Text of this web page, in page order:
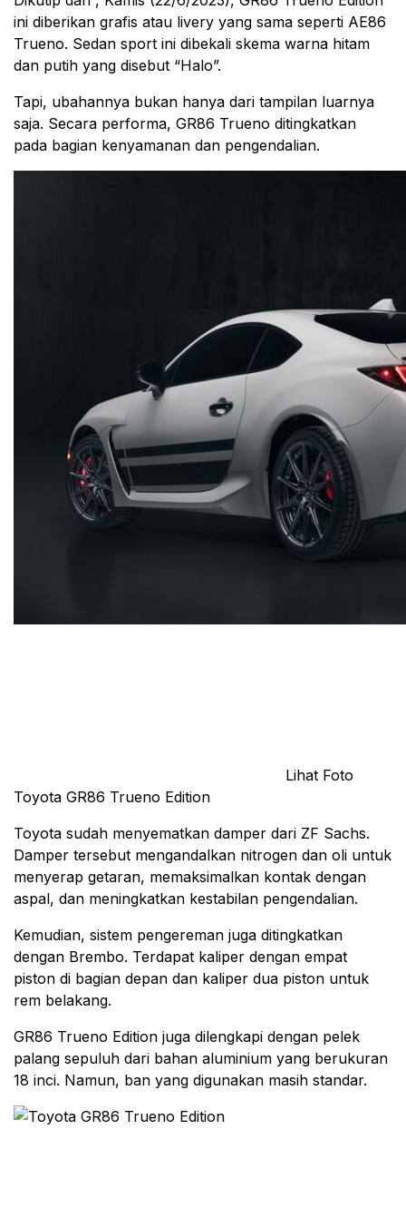
ini diberikan grafis atau livery yang sama seperti AE86
Trueno. Sedan sport ini dibekali skema warna hitam
dan putih yang disebut “Halo”.
Tapi, ubahannya bukan hanya dari tampilan luarnya
saja. Secara performa, GR86 Trueno ditingkatkan
pada bagian kenyamanan dan pengendalian.
Lihat Foto
Toyota GR86 Trueno Edition
Toyota sudah menyematkan damper dari ZF Sachs.
Damper tersebut mengandalkan nitrogen dan oli untuk
menyerap getaran, memaksimalkan kontak dengan
aspal, dan meningkatkan kestabilan pengendalian.
Kemudian, sistem pengereman juga ditingkatkan
dengan Brembo. Terdapat kaliper dengan empat
piston di bagian depan dan kaliper dua piston untuk
rem belakang.
GR86 Trueno Edition juga dilengkapi dengan pelek
palang sepuluh dari bahan aluminium yang berukuran
18 inci. Namun, ban yang digunakan masih standar.